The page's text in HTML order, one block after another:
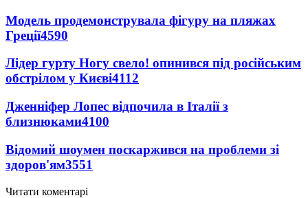
Модель продемонструвала фігуру на пляжах
Греції4590
Лідер гурту Ногу свело! опинився під російським
обстрілом у Києві4112
Дженніфер Лопес відпочила в Італії з
близнюками4100
Відомий шоумен поскаржився на проблеми зі
здоров'ям3551
Читати коментарі